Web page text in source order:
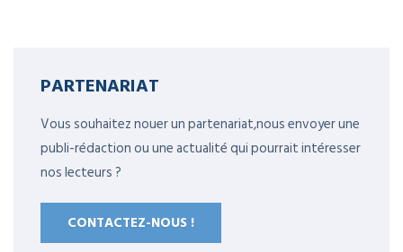
PARTENARIAT
Vous souhaitez nouer un partenariat,nous envoyer une
publi-rédaction ou une actualité qui pourrait intéresser
nos lecteurs ?
CONTACTEZ-NOUS !